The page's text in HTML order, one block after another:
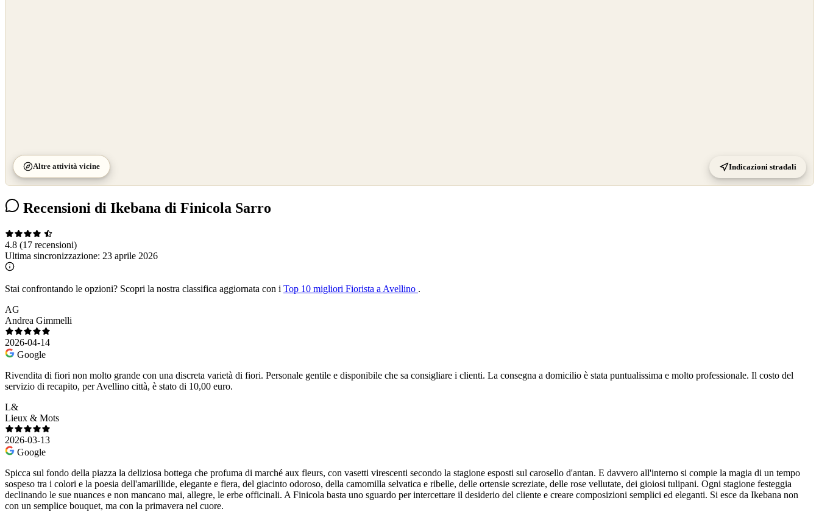
Altre attività vicine Indicazioni stradali
Recensioni di Ikebana di Finicola Sarro
4.8 (17 recensioni)
Ultima sincronizzazione: 23 aprile 2026
Stai confrontando le opzioni? Scopri la nostra classifica aggiornata con i Top 10 migliori Fiorista a Avellino .
AG
Andrea Gimmelli
2026-04-14
Google
Rivendita di fiori non molto grande con una discreta varietà di fiori. Personale gentile e disponibile che sa consigliare i clienti. La consegna a domicilio è stata puntualissima e molto professionale. Il costo del
servizio di recapito, per Avellino città, è stato di 10,00 euro.
L&
Lieux & Mots
2026-03-13
Google
Spicca sul fondo della piazza la deliziosa bottega che profuma di marché aux fleurs, con vasetti virescenti secondo la stagione esposti sul carosello d'antan. E davvero all'interno si compie la magia di un tempo
sospeso tra i colori e la poesia dell'amarillide, elegante e fiera, del giacinto odoroso, della camomilla selvatica e ribelle, delle ortensie screziate, delle rose vellutate, dei gioiosi tulipani. Ogni stagione festeggia
declinando le sue nuances e non mancano mai, allegre, le erbe officinali. A Finicola basta uno sguardo per intercettare il desiderio del cliente e creare composizioni semplici ed eleganti. Si esce da Ikebana non
con un semplice bouquet, ma con la primavera nel cuore.